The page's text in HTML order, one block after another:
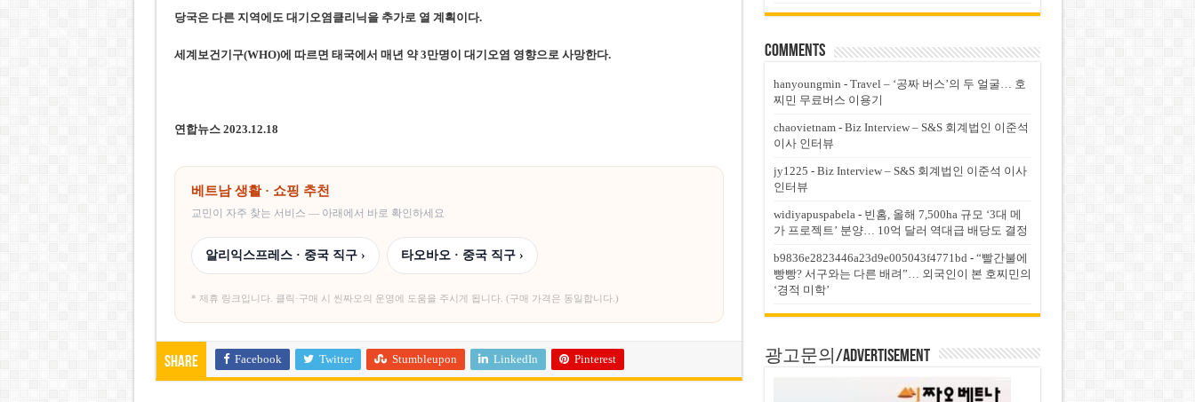
당국은 다른 지역에도 대기오염클리닉을 추가로 열 계획이다.
세계보건기구(WHO)에 따르면 태국에서 매년 약 3만명이 대기오염 영향으로 사망한다.
연합뉴스 2023.12.18
베트남 생활 · 쇼핑 추천
교민이 자주 찾는 서비스 — 아래에서 바로 확인하세요
알리익스프레스 · 중국 직구 › 타오바오 · 중국 직구 ›
* 제휴 링크입니다. 클릭·구매 시 씬짜오의 운영에 도움을 주시게 됩니다. (구매 가격은 동일합니다.)
Share Facebook Twitter Stumbleupon LinkedIn Pinterest
Comments
hanyoungmin - Travel – ‘공짜 버스’의 두 얼굴… 호
찌민 무료버스 이용기
chaovietnam- Biz Interview – S&S 회계법인 이준석
이사 인터뷰
jy1225 - Biz Interview – S&S 회계법인 이준석 이사
인터뷰
widiyapuspabela- 빈홈, 올해 7,500ha 규모 ‘3대 메
가 프로젝트’ 분양… 10억 달러 역대급 배당도 결정
b9836e2823446a23d9e005043f4771bd- “빨간불에
빵빵? 서구와는 다른 배려”… 외국인이 본 호찌민의
‘경적 미학’
광고문의/Advertisement